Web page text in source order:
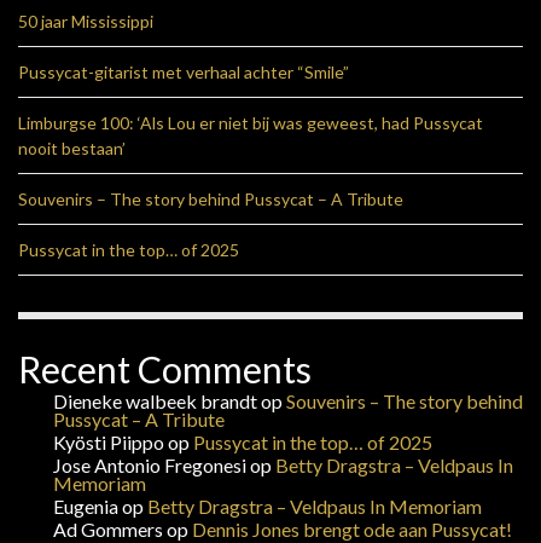
50 jaar Mississippi
Pussycat-gitarist met verhaal achter “Smile”
Limburgse 100: ‘Als Lou er niet bij was geweest, had Pussycat
nooit bestaan’
Souvenirs – The story behind Pussycat – A Tribute
Pussycat in the top… of 2025
Recent Comments
Dieneke walbeek brandtopSouvenirs – The story behind
Pussycat – A Tribute
Kyösti Piippoop Pussycat in the top… of 2025
Jose Antonio Fregonesiop Betty Dragstra – Veldpaus In
Memoriam
Eugeniaop Betty Dragstra – Veldpaus In Memoriam
Ad Gommers op Dennis Jones brengt ode aan Pussycat!